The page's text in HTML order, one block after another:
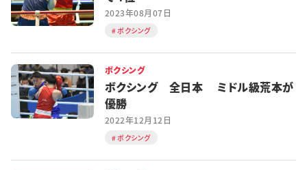
学生社会
イベント
2023年08月07日
ボクシング
ボクシング
ボクシング 全日本 ミドル級荒本が
優勝
2022年12月12日
ボクシング